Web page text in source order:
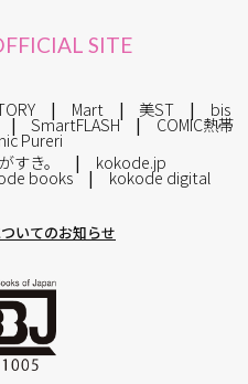
SITE
Mart 美ST bis
SmartFLASH COMIC熱帯
Pureri
すき。 kokode.jp
books kokode digital
いてのお知らせ